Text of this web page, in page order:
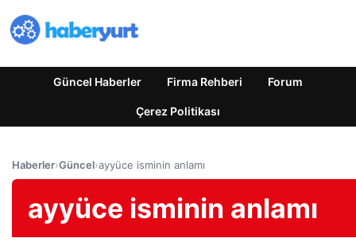
Güncel Haberler Firma Rehberi Forum
Çerez Politikası
Haberler›Güncel›ayyüce isminin anlamı
ayyüce isminin anlamı